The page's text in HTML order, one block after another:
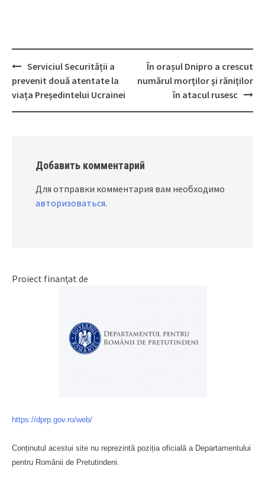
Post
navigation
Serviciul Securității a
prevenit două atentate la
viața Președintelui Ucrainei
În orașul Dnipro a crescut
numărul morţilor şi răniţilor
în atacul rusesc
Добавить комментарий
Для отправки комментария вам необходимо
авторизоваться.
Proiect finanțat de
https://dprp.gov.ro/web/
Conținutul acestui site nu reprezintă poziția oficială a Departamentului
pentru Românii de Pretutindeni.